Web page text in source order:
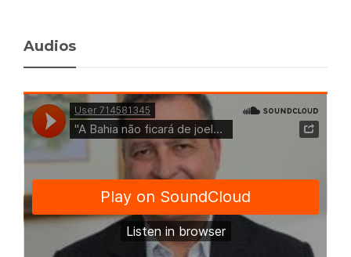
Audios